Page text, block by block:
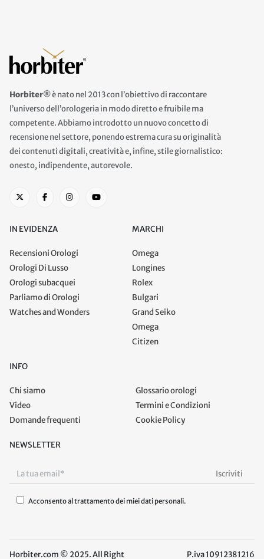
Horbiter®è nato nel 2013 con l’obiettivo di raccontare
l’universo dell’orologeria in modo diretto e fruibile ma
competente. Abbiamo introdotto un nuovo concetto di
recensione nel settore, ponendo estrema cura su originalità
dei contenuti digitali, creatività e, infine, stile giornalistico:
onesto, indipendente, autorevole.
IN EVIDENZA
Recensioni Orologi
Orologi Di Lusso
Orologi subacquei
Parliamo di Orologi
Watches and Wonders
MARCHI
Omega
Longines
Rolex
Bulgari
Grand Seiko
Omega
Citizen
INFO
Chi siamo
Video
Domande frequenti
Glossario orologi
Termini e Condizioni
Cookie Policy
NEWSLETTER
Acconsento al trattamento dei miei dati personali.
Horbiter.com © 2025. All Right P.iva 10912381216